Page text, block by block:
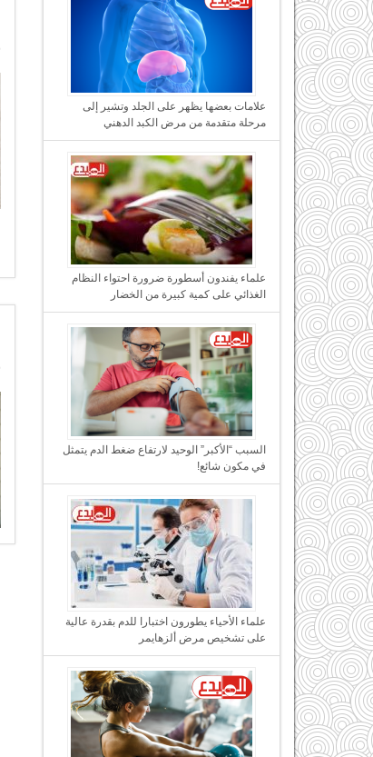
علامات بعضها يظهر على الجلد وتشير إلى
مرحلة متقدمة من مرض الكبد الدهني
علماء يفندون أسطورة ضرورة احتواء النظام
الغذائي على كمية كبيرة من الخضار
السبب “الأكبر” الوحيد لارتفاع ضغط الدم يتمثل
في مكون شائع!
علماء الأحياء يطورون اختبارا للدم بقدرة عالية
على تشخيص مرض ألزهايمر